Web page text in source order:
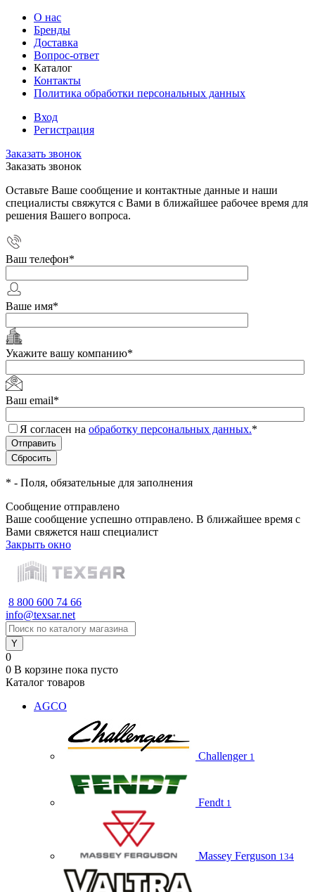
О нас
Бренды
Доставка
Вопрос-ответ
Каталог
Контакты
Политика обработки персональных данных
Вход
Регистрация
Заказать звонок
Заказать звонок
Оставьте Ваше сообщение и контактные данные и наши
специалисты свяжутся с Вами в ближайшее рабочее время для
решения Вашего вопроса.
Ваш телефон*
Ваше имя*
Укажите вашу компанию*
Ваш email*
Я согласен на обработку персональных данных.*
* - Поля, обязательные для заполнения
Сообщение отправлено
Ваше сообщение успешно отправлено. В ближайшее время с
Вами свяжется наш специалист
Закрыть окно
8 800 600 74 66
info@texsar.net
0
0 В корзине пока пусто
Каталог товаров
AGCO
Challenger 1
Fendt 1
Massey Ferguson 134